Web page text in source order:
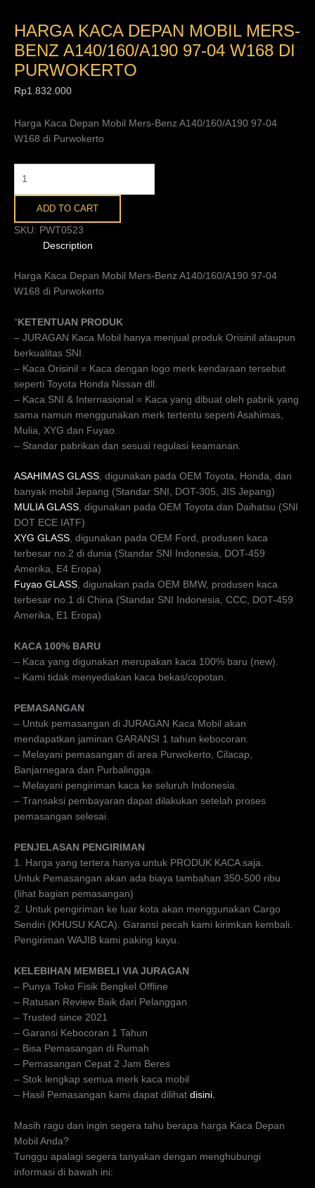
HARGA KACA DEPAN MOBIL MERS-
BENZ A140/160/A190 97-04 W168 DI
PURWOKERTO
Rp1.832.000
Harga Kaca Depan Mobil Mers-Benz A140/160/A190 97-04
W168 di Purwokerto
ADD TO CART
SKU: PWT0523
Description
Harga Kaca Depan Mobil Mers-Benz A140/160/A190 97-04
W168 di Purwokerto
“KETENTUAN PRODUK
– JURAGAN Kaca Mobil hanya menjual produk Orisinil ataupun
berkualitas SNI.
– Kaca Orisinil = Kaca dengan logo merk kendaraan tersebut
seperti Toyota Honda Nissan dll.
– Kaca SNI & Internasional = Kaca yang dibuat oleh pabrik yang
sama namun menggunakan merk tertentu seperti Asahimas,
Mulia, XYG dan Fuyao.
– Standar pabrikan dan sesuai regulasi keamanan.
ASAHIMAS GLASS, digunakan pada OEM Toyota, Honda, dan
banyak mobil Jepang (Standar SNI, DOT-305, JIS Jepang)
MULIA GLASS, digunakan pada OEM Toyota dan Daihatsu (SNI
DOT ECE IATF)
XYG GLASS, digunakan pada OEM Ford, produsen kaca
terbesar no.2 di dunia (Standar SNI Indonesia, DOT-459
Amerika, E4 Eropa)
Fuyao GLASS, digunakan pada OEM BMW, produsen kaca
terbesar no.1 di China (Standar SNI Indonesia, CCC, DOT-459
Amerika, E1 Eropa)
KACA 100% BARU
– Kaca yang digunakan merupakan kaca 100% baru (new).
– Kami tidak menyediakan kaca bekas/copotan.
PEMASANGAN
– Untuk pemasangan di JURAGAN Kaca Mobil akan
mendapatkan jaminan GARANSI 1 tahun kebocoran.
– Melayani pemasangan di area Purwokerto, Cilacap,
Banjarnegara dan Purbalingga.
– Melayani pengiriman kaca ke seluruh Indonesia.
– Transaksi pembayaran dapat dilakukan setelah proses
pemasangan selesai.
PENJELASAN PENGIRIMAN
1. Harga yang tertera hanya untuk PRODUK KACA saja.
Untuk Pemasangan akan ada biaya tambahan 350-500 ribu
(lihat bagian pemasangan)
2. Untuk pengiriman ke luar kota akan menggunakan Cargo
Sendiri (KHUSU KACA). Garansi pecah kami kirimkan kembali.
Pengiriman WAJIB kami paking kayu.
KELEBIHAN MEMBELI VIA JURAGAN
– Punya Toko Fisik Bengkel Offline
– Ratusan Review Baik dari Pelanggan
– Trusted since 2021
– Garansi Kebocoran 1 Tahun
– Bisa Pemasangan di Rumah
– Pemasangan Cepat 2 Jam Beres
– Stok lengkap semua merk kaca mobil
– Hasil Pemasangan kami dapat dilihat disini.
Masih ragu dan ingin segera tahu berapa harga Kaca Depan
Mobil Anda?
Tunggu apalagi segera tanyakan dengan menghubungi
informasi di bawah ini: